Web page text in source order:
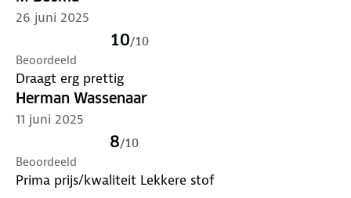
26 juni 2025
10/10
Beoordeeld
Draagt erg prettig
Herman Wassenaar
11 juni 2025
8/10
Beoordeeld
Prima prijs/kwaliteit Lekkere stof